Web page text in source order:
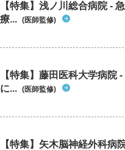
【特集】浅ノ川総合病院 -
療... (医師監修)
【特集】藤田医科大学病院
に... (医師監修)
【特集】矢木脳神経外科病